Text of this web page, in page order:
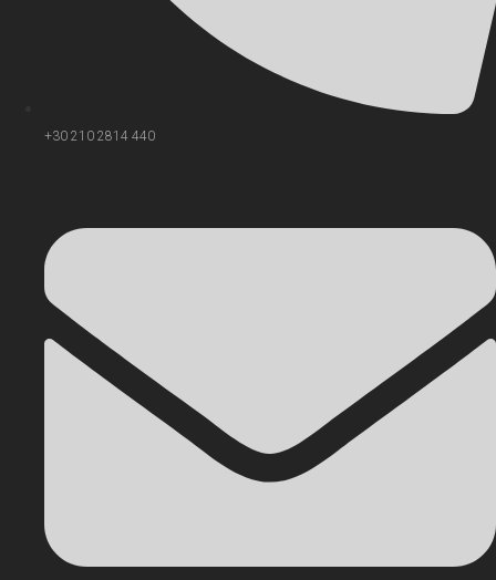
+30 210 2814 440